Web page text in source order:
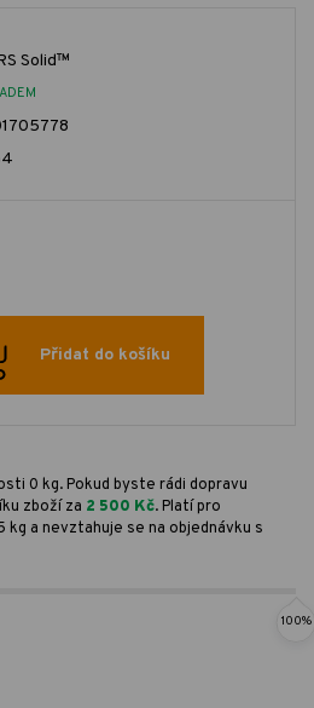
Solid™
Přidat do košíku
0 kg. Pokud byste rádi dopravu
zboží za 2 500 Kč. Platí pro
kg a nevztahuje se na objednávku s
100%